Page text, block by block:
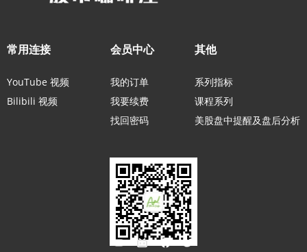
常用连接
YouTube 视频
Bilibili 视频
会员中心
我的订单
我要续费
找回密码
其他
系列指标
课程系列
美股盘中提醒及盘后分析